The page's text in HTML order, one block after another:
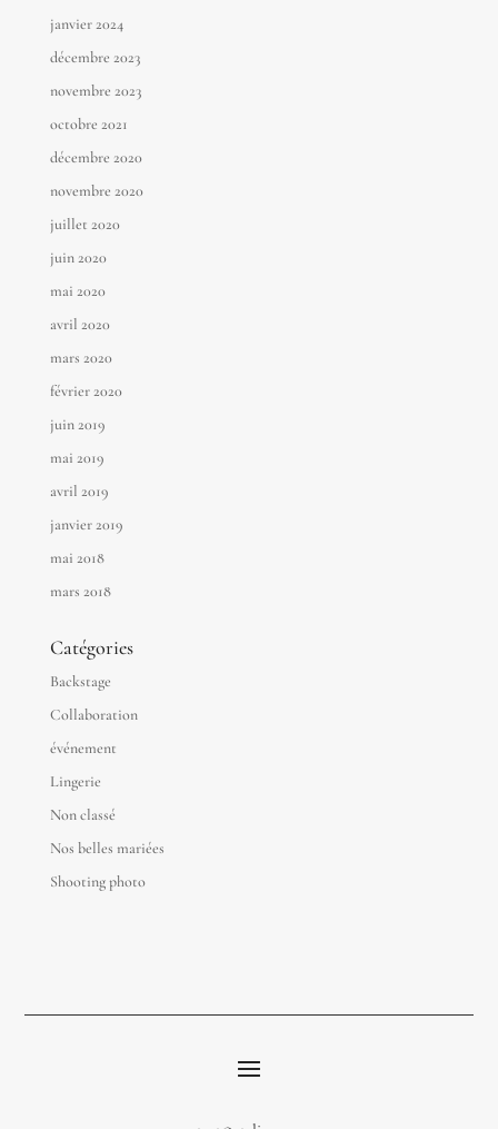
janvier 2024
décembre 2023
novembre 2023
octobre 2021
décembre 2020
novembre 2020
juillet 2020
juin 2020
mai 2020
avril 2020
mars 2020
février 2020
juin 2019
mai 2019
avril 2019
janvier 2019
mai 2018
mars 2018
Catégories
Backstage
Collaboration
événement
Lingerie
Non classé
Nos belles mariées
Shooting photo